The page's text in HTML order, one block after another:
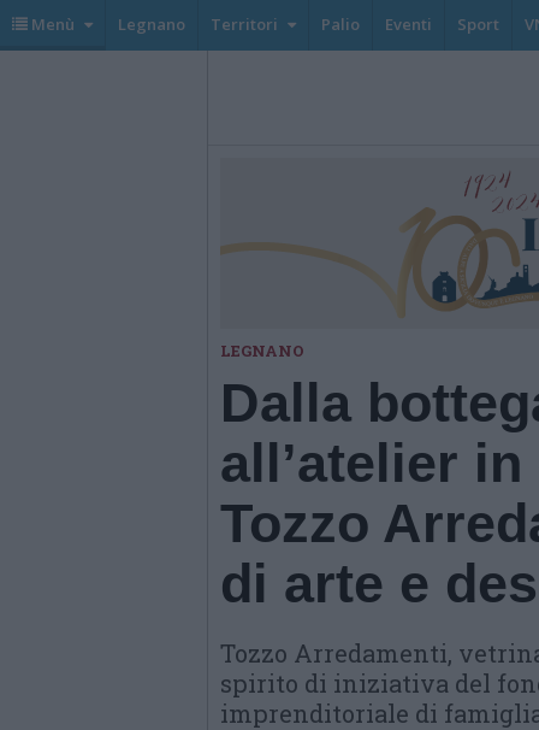
Menù Legnano Territori Palio Eventi Sport
LEGNANO
Dalla
all’atelier
Tozzo
di arte e
Tozzo Arredamenti,
spirito di iniziativa del
imprenditoriale di